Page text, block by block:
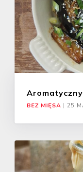
Aromatyczny
BEZ MIĘSA | 25